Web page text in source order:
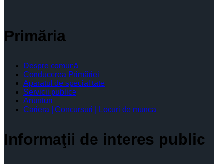
Primăria
Despre comună
Conducerea Primăriei
Aparatul de specialitate
Servicii publice
Anunturi
Cariera | Concursuri | Locuri de munca
Informaţii de interes public